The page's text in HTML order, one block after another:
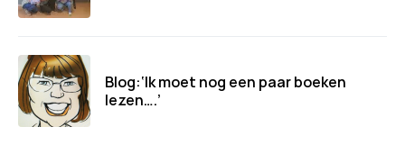
Blog:‘Ik moet nog een paar boeken
lezen….’